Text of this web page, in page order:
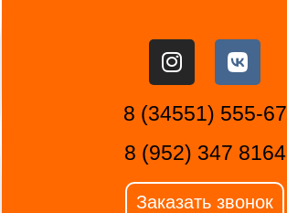
8 (34551) 555-67
8 (952) 347 8164
Заказать звонок